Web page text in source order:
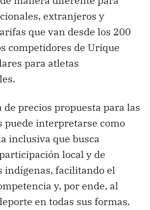
extranjeros y
que van desde los 200
competidores de Urique
para atletas
de precios propuesta para las
puede interpretarse como
inclusiva que busca
local y de
indígenas, facilitando el
y, por ende, al
en todas sus formas.